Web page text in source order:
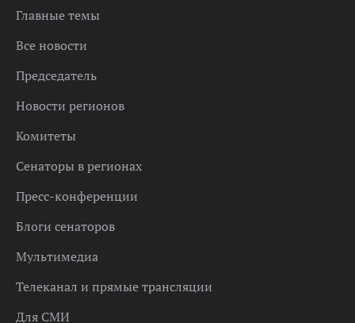
Главные темы
Все новости
Председатель
Новости регионов
Комитеты
Сенаторы в регионах
Пресс-конференции
Блоги сенаторов
Мультимедиа
Телеканал и прямые трансляции
Для СМИ